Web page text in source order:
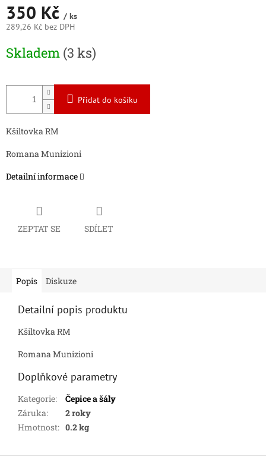
350 Kč / ks
289,26 Kč bez DPH
cena:
Skladem (3 ks)
Přidat do košíku
Kšiltovka RM
Romana Munizioni
Detailní informace
ZEPTAT SE SDÍLET
Popis Diskuze
Detailní popis produktu
Kšiltovka RM
Romana Munizioni
Doplňkové parametry
Kategorie:
Čepice a šály
Záruka:
2 roky
Hmotnost: 0.2 kg
Z